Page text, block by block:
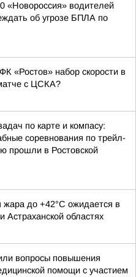
«Новороссия» водителей
об угрозе БПЛА по
«Ростов» набор скорости в
с ЦСКА?
по карте и компасу:
соревнования по трейл-
прошли в Ростовской
жара до +42°C ожидается в
Астраханской областях
вопросы повышения
помощи с участием